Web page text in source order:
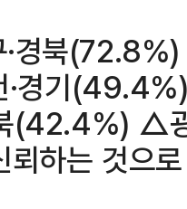
·경북
경기
(42.4%) △
하는 것으